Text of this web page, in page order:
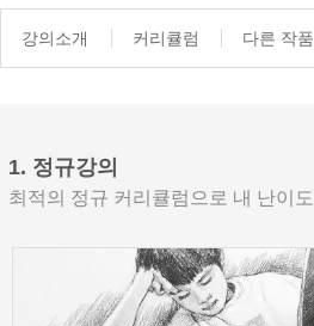
강의소개 커리큘럼 다른 작
1. 정규강의
최적의 정규 커리큘럼으로 내 난이